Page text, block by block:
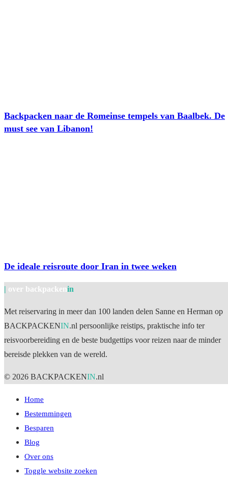
Backpacken naar de Romeinse tempels van Baalbek. De
must see van Libanon!
De ideale reisroute door Iran in twee weken
| over backpackenin
Met reiservaring in meer dan 100 landen delen Sanne en Herman op
BACKPACKENIN.nl persoonlijke reistips, praktische info ter
reisvoorbereiding en de beste budgettips voor reizen naar de minder
bereisde plekken van de wereld.
© 2026 BACKPACKENIN.nl
Home
Bestemmingen
Besparen
Blog
Over ons
Toggle website zoeken